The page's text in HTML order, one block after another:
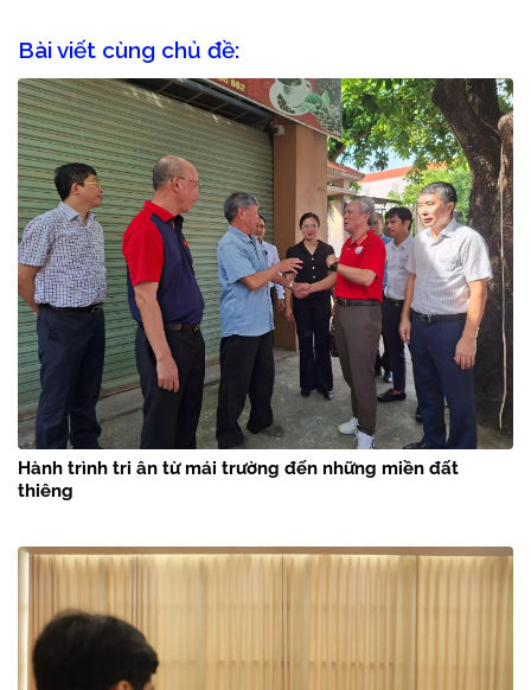
Bài viết cùng chủ đề:
Hành trình tri ân từ mái trường đến những miền đất
thiêng